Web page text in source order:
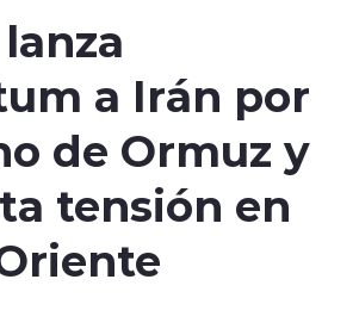
a Irán por
de Ormuz y
tensión en